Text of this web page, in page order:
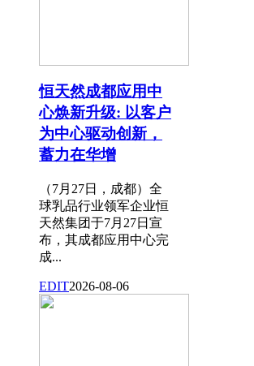
恒天然成都应用中
心焕新升级: 以客户
为中心驱动创新，
蓄力在华增
（7月27日，成都）全
球乳品行业领军企业恒
天然集团于7月27日宣
布，其成都应用中心完
成...
EDIT2026-08-06